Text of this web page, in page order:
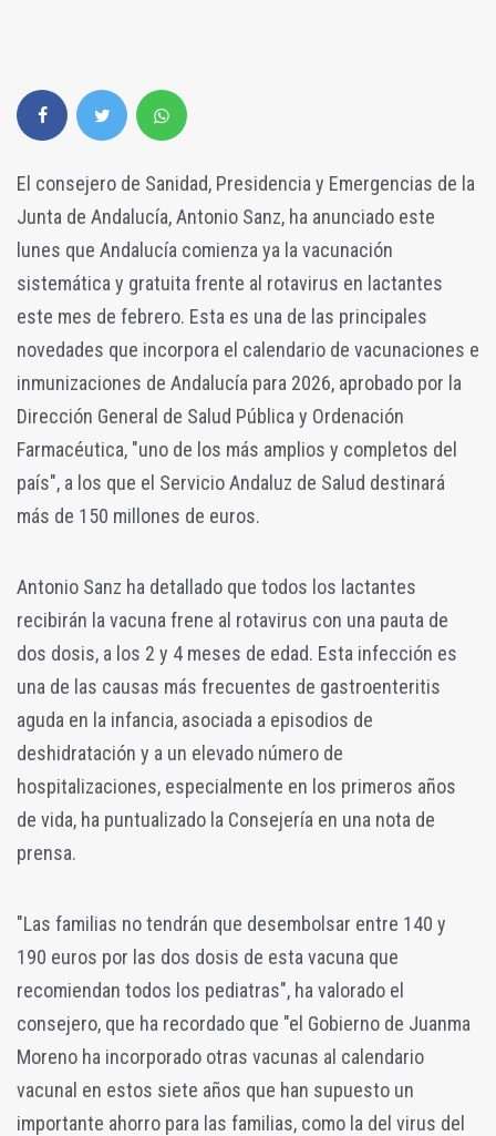
El consejero de Sanidad, Presidencia y Emergencias de la
Junta de Andalucía, Antonio Sanz, ha anunciado este
lunes que Andalucía comienza ya la vacunación
sistemática y gratuita frente al rotavirus en lactantes
este mes de febrero. Esta es una de las principales
novedades que incorpora el calendario de vacunaciones e
inmunizaciones de Andalucía para 2026, aprobado por la
Dirección General de Salud Pública y Ordenación
Farmacéutica, "uno de los más amplios y completos del
país", a los que el Servicio Andaluz de Salud destinará
más de 150 millones de euros.
Antonio Sanz ha detallado que todos los lactantes
recibirán la vacuna frene al rotavirus con una pauta de
dos dosis, a los 2 y 4 meses de edad. Esta infección es
una de las causas más frecuentes de gastroenteritis
aguda en la infancia, asociada a episodios de
deshidratación y a un elevado número de
hospitalizaciones, especialmente en los primeros años
de vida, ha puntualizado la Consejería en una nota de
prensa.
"Las familias no tendrán que desembolsar entre 140 y
190 euros por las dos dosis de esta vacuna que
recomiendan todos los pediatras", ha valorado el
consejero, que ha recordado que "el Gobierno de Juanma
Moreno ha incorporado otras vacunas al calendario
vacunal en estos siete años que han supuesto un
importante ahorro para las familias, como la del virus del